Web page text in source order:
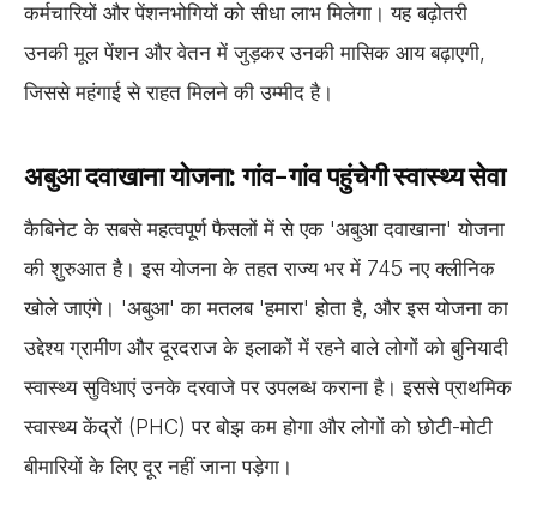
कर्मचारियों और पेंशनभोगियों को सीधा लाभ मिलेगा। यह बढ़ोतरी
उनकी मूल पेंशन और वेतन में जुड़कर उनकी मासिक आय बढ़ाएगी,
जिससे महंगाई से राहत मिलने की उम्मीद है।
अबुआ दवाखाना योजना: गांव-गांव पहुंचेगी स्वास्थ्य सेवा
कैबिनेट के सबसे महत्वपूर्ण फैसलों में से एक 'अबुआ दवाखाना' योजना
की शुरुआत है। इस योजना के तहत राज्य भर में 745 नए क्लीनिक
खोले जाएंगे। 'अबुआ' का मतलब 'हमारा' होता है, और इस योजना का
उद्देश्य ग्रामीण और दूरदराज के इलाकों में रहने वाले लोगों को बुनियादी
स्वास्थ्य सुविधाएं उनके दरवाजे पर उपलब्ध कराना है। इससे प्राथमिक
स्वास्थ्य केंद्रों (PHC) पर बोझ कम होगा और लोगों को छोटी-मोटी
बीमारियों के लिए दूर नहीं जाना पड़ेगा।